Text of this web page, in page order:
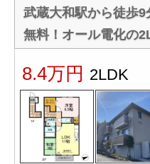
武蔵大和駅から徒歩
無料！オール電化の
8.4万円 2LDK